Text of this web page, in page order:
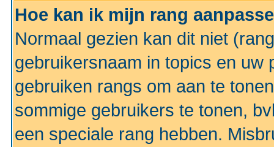
Hoe kan ik mijn rang
Normaal gezien kan dit niet
gebruikersnaam in topics en uw
gebruiken rangs om aan te
sommige gebruikers te tonen,
een speciale rang hebben.